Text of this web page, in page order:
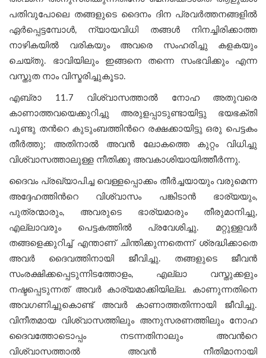
പതിവുപോലെ തങ്ങളുടെ ദൈനം ദിന പ്രവർത്തനങ്ങളിൽ
ഏർപ്പെട്ടമ്പോൾ, ന്യായവിധി തങ്ങള്‍ നിനച്ചിരിക്കാത്ത
നാഴികയില്‍ വരികയും അവരെ സംഹരിച്ചു കളകയും
ചെയ്തു. ഭാവിയിലും ഇങ്ങനെ തന്നെ സംഭവിക്കും എന്ന
വസ്തുത നാം വിസ്മരിച്ചുകൂടാ.
എബ്രാ 11.7 വിശ്വാസത്താൽ നോഹ അതുവരെ
കാണാത്തവയെക്കുറിച്ചു അരുളപ്പാടുണ്ടായിട്ടു ഭയഭക്തി
പൂണ്ടു തന്‍റെ കുടുംബത്തിന്‍റെ രക്ഷക്കായിട്ടു ഒരു പെട്ടകം
തീർത്തു; അതിനാൽ അവൻ ലോകത്തെ കുറ്റം വിധിച്ചു
വിശ്വാസത്താലുള്ള നീതിക്കു അവകാശിയായിത്തീർന്നു.
ദൈവം പ്രഖ്യാപിച്ച വെള്ളപ്പൊക്കം തീർച്ചയായും വരുമെന്ന
അദ്ദേഹത്തിന്‍റെ വിശ്വാസം പങ്കിടാൻ ഭാര്യയും,
പുത്രന്മാരും, അവരുടെ ഭാര്യമാരും തീരുമാനിച്ചു,
എല്ലാവരും പെട്ടകത്തിൽ പ്രവേശിച്ചു. മറ്റുള്ളവർ
തങ്ങളെക്കുറിച്ച് എന്താണ് ചിന്തിക്കുന്നതെന്ന് ശ്രദ്ധിക്കാതെ
അവർ ദൈവത്തിനായി ജീവിച്ചു. തങ്ങളുടെ ജീവൻ
സംരക്ഷിക്കപ്പെടുന്നിടത്തോളം, എല്ലാ വസ്തുക്കളും
നഷ്ടപ്പെടുന്നത് അവർ കാര്യമാക്കിയില്ല. കാണുന്നതിനെ
അവഗണിച്ചുകൊണ്ട് അവർ കാണാത്തതിന്നായി ജീവിച്ചു.
വിനീതമായ വിശ്വാസത്തിലും അനുസരണത്തിലും നോഹ
ദൈവത്തോടൊപ്പം നടന്നതിനാലും അവന്‍റെ
വിശ്വാസത്താൽ അവൻ നീതിമാനായി